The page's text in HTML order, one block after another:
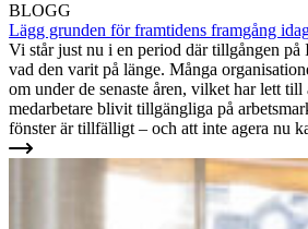
BLOGG
Lägg grunden för framtidens framgång
Vi står just nu i en period där tillgången på
vad den varit på länge. Många
om under de senaste åren, vilket har lett
medarbetare blivit tillgängliga på
fönster är tillfälligt – och att inte agera nu